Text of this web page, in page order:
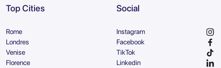
Top Cities
Rome
Londres
Venise
Florence
Social
Instagram
Facebook
TikTok
Linkedin